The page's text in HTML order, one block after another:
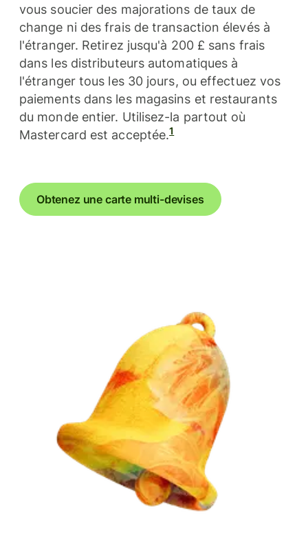
vous soucier des majorations de taux de
change ni des frais de transaction élevés à
l'étranger. Retirez jusqu'à 200 £ sans frais
dans les distributeurs automatiques à
l'étranger tous les 30 jours, ou effectuez vos
paiements dans les magasins et restaurants
du monde entier. Utilisez-la partout où
Mastercard est acceptée.1
Obtenez une carte multi-devises